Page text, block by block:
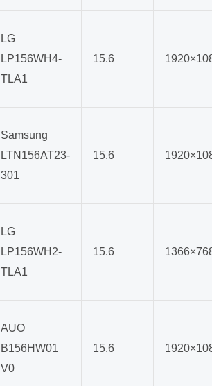
LG
LP156WH4-
TLA1
15.6
Samsung
LTN156AT23-
301
15.6
LG
LP156WH2-
TLA1
15.6
AUO
B156HW01
V0
15.6